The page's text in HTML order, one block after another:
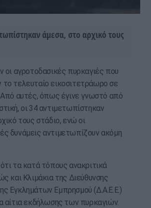
άμεσα, στο αρχικό τους
οι αγροτοδασικές πυρκαγιές που
τελευταίο εικοσιτετράωρο σε
αυτές, όπως έγινε γνωστό από
οι 34 αντιμετωπίστηκαν
τους στάδιο, ενώ οι
δυνάμεις αντιμετωπίζουν ακόμη
τα κατά τόπους ανακριτικά
και Κλιμάκια της Διεύθυνσης
Εγκλημάτων Εμπρησμού (Δ.Α.Ε.Ε.)
αίτια εκδήλωσης των πυρκαγιών.